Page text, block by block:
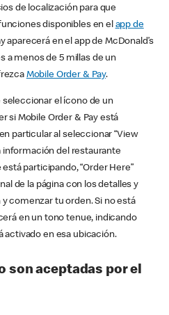
de localización para que
disponibles en el app de
aparecerá en el app de McDonald’s
a menos de 5 millas de un
Mobile Order & Pay.
el ícono de un
si Mobile Order & Pay está
particular al seleccionar “View
información del restaurante
participando, “Order Here”
de la página con los detalles y
comenzar tu orden. Si no está
en un tono tenue, indicando
activado en esa ubicación.
son aceptadas por el